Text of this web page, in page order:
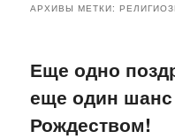
АРХИВЫ МЕТКИ:
Еще одно
еще один
Рождеством!